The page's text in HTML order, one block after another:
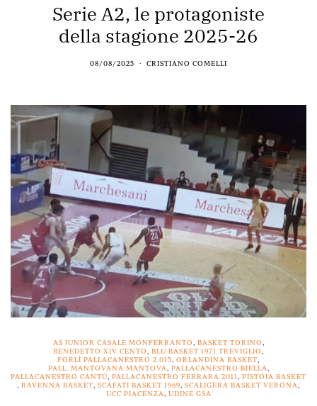
Serie A2, le protagoniste
della stagione 2025-26
08/08/2025 CRISTIANO COMELLI
AS JUNIOR CASALE MONFERRANTO, BASKET TORINO,
BENEDETTO XIV CENTO, BLU BASKET 1971 TREVIGLIO,
FORLÌ PALLACANESTRO 2.015, ORLANDINA BASKET,
PALL. MANTOVANA MANTOVA, PALLACANESTRO BIELLA,
PALLACANESTRO CANTÙ, PALLACANESTRO FERRARA 2011, PISTOIA BASKET
, RAVENNA BASKET, SCAFATI BASKET 1969, SCALIGERA BASKET VERONA,
UCC PIACENZA, UDINE GSA